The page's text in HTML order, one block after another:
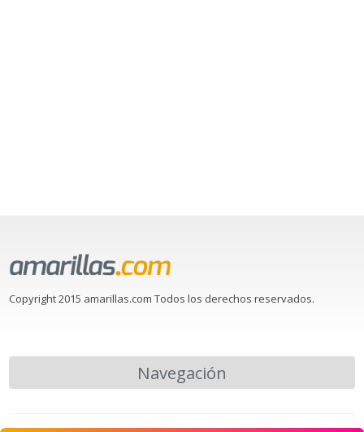
Copyright 2015 amarillas.com Todos los derechos reservados.
Navegación